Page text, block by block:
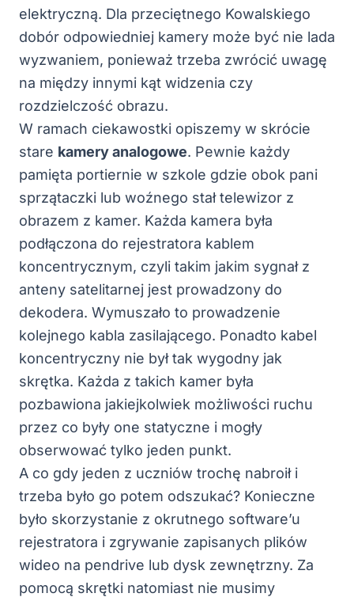
elektryczną. Dla przeciętnego Kowalskiego
dobór odpowiedniej kamery może być nie lada
wyzwaniem, ponieważ trzeba zwrócić uwagę
na między innymi kąt widzenia czy
rozdzielczość obrazu.
W ramach ciekawostki opiszemy w skrócie
stare kamery analogowe. Pewnie każdy
pamięta portiernie w szkole gdzie obok pani
sprzątaczki lub woźnego stał telewizor z
obrazem z kamer. Każda kamera była
podłączona do rejestratora kablem
koncentrycznym, czyli takim jakim sygnał z
anteny satelitarnej jest prowadzony do
dekodera. Wymuszało to prowadzenie
kolejnego kabla zasilającego. Ponadto kabel
koncentryczny nie był tak wygodny jak
skrętka. Każda z takich kamer była
pozbawiona jakiejkolwiek możliwości ruchu
przez co były one statyczne i mogły
obserwować tylko jeden punkt.
A co gdy jeden z uczniów trochę nabroił i
trzeba było go potem odszukać? Konieczne
było skorzystanie z okrutnego software’u
rejestratora i zgrywanie zapisanych plików
wideo na pendrive lub dysk zewnętrzny. Za
pomocą skrętki natomiast nie musimy